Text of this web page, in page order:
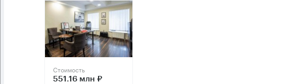
Стоимость
551.16 млн ₽